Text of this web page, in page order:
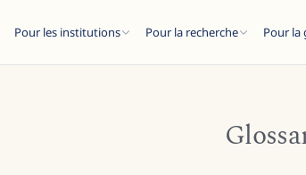
Pour les institutions Pour la recherche Pour la